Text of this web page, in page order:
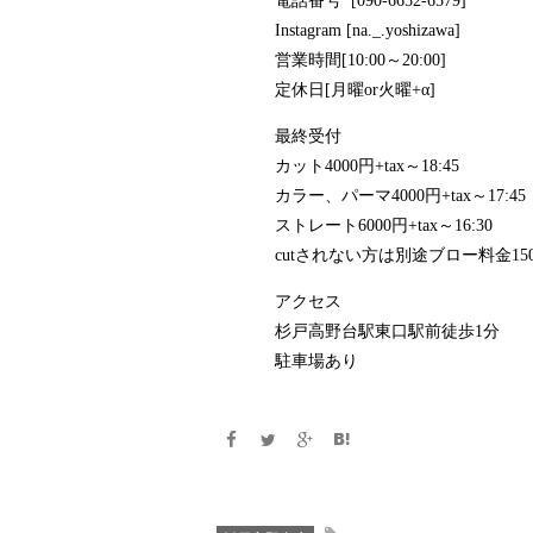
Instagram [na._.yoshizawa]
営業時間[10:00～20:00]
定休日[月曜or火曜+α]
最終受付
カット4000円+tax～18:45
カラー、パーマ4000円+tax～17:45
ストレート6000円+tax～16:30
cutされない方は別途ブロー料金
アクセス
杉戸高野台駅東口駅前徒歩1分
駐車場あり